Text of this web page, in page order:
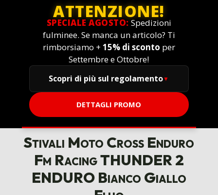
ATTENZIONE!
SPECIALE AGOSTO: Spedizioni
fulminee. Se manca un articolo? Ti
rimborsiamo + 15% di sconto per
Settembre e Ottobre!
Scopri di più sul regolamento
DETTAGLI PROMO
Stivali Moto Cross Enduro
Fm Racing THUNDER 2
ENDURO Bianco Giallo